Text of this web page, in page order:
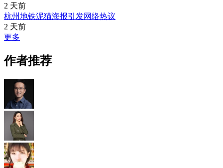
2 天前
杭州地铁泥猫海报引发网络热议
2 天前
更多
作者推荐